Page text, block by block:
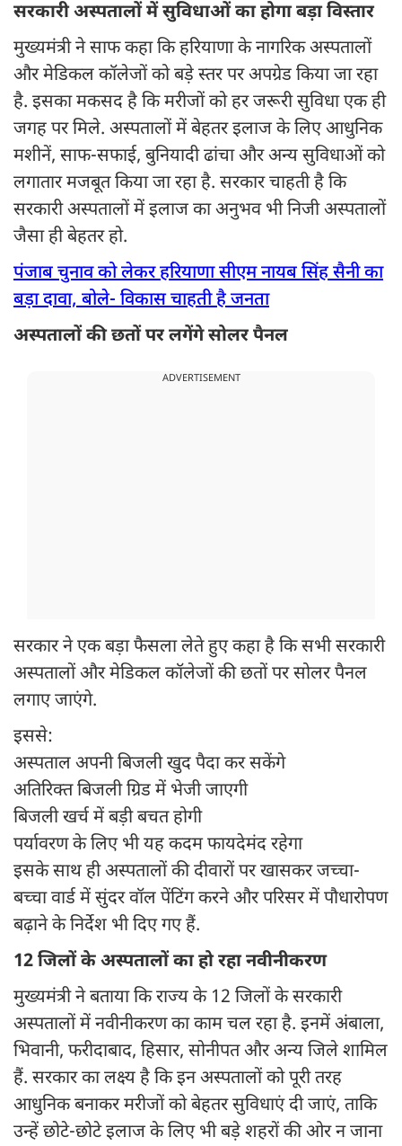
सरकारी अस्पतालों में सुविधाओं का होगा बड़ा विस्तार
मुख्यमंत्री ने साफ कहा कि हरियाणा के नागरिक अस्पतालों
और मेडिकल कॉलेजों को बड़े स्तर पर अपग्रेड किया जा रहा
है. इसका मकसद है कि मरीजों को हर जरूरी सुविधा एक ही
जगह पर मिले. अस्पतालों में बेहतर इलाज के लिए आधुनिक
मशीनें, साफ-सफाई, बुनियादी ढांचा और अन्य सुविधाओं को
लगातार मजबूत किया जा रहा है. सरकार चाहती है कि
सरकारी अस्पतालों में इलाज का अनुभव भी निजी अस्पतालों
जैसा ही बेहतर हो.
पंजाब चुनाव को लेकर हरियाणा सीएम नायब सिंह सैनी का
बड़ा दावा, बोले- विकास चाहती है जनता
अस्पतालों की छतों पर लगेंगे सोलर पैनल
ADVERTISEMENT
सरकार ने एक बड़ा फैसला लेते हुए कहा है कि सभी सरकारी
अस्पतालों और मेडिकल कॉलेजों की छतों पर सोलर पैनल
लगाए जाएंगे.
इससे:
अस्पताल अपनी बिजली खुद पैदा कर सकेंगे
अतिरिक्त बिजली ग्रिड में भेजी जाएगी
बिजली खर्च में बड़ी बचत होगी
पर्यावरण के लिए भी यह कदम फायदेमंद रहेगा
इसके साथ ही अस्पतालों की दीवारों पर खासकर जच्चा-
बच्चा वार्ड में सुंदर वॉल पेंटिंग करने और परिसर में पौधारोपण
बढ़ाने के निर्देश भी दिए गए हैं.
12 जिलों के अस्पतालों का हो रहा नवीनीकरण
मुख्यमंत्री ने बताया कि राज्य के 12 जिलों के सरकारी
अस्पतालों में नवीनीकरण का काम चल रहा है. इनमें अंबाला,
भिवानी, फरीदाबाद, हिसार, सोनीपत और अन्य जिले शामिल
हैं. सरकार का लक्ष्य है कि इन अस्पतालों को पूरी तरह
आधुनिक बनाकर मरीजों को बेहतर सुविधाएं दी जाएं, ताकि
उन्हें छोटे-छोटे इलाज के लिए भी बड़े शहरों की ओर न जाना